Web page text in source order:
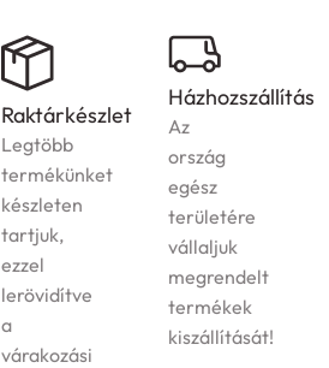
Raktárkészlet
Legtöbb
termékünket
készleten
tartjuk,
ezzel
lerövidítve
a
várakozási
Házhozszállítás
Az
ország
egész
területére
vállaljuk
megrendelt
termékek
kiszállítását!